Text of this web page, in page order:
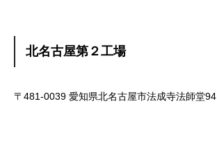
北名古屋第２工場
〒481-0039 愛知県北名古屋市法成寺法師堂94